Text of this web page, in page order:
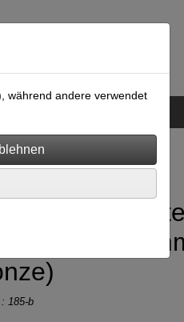
Stück
Stiftlänge
185-b
während andere verwendet